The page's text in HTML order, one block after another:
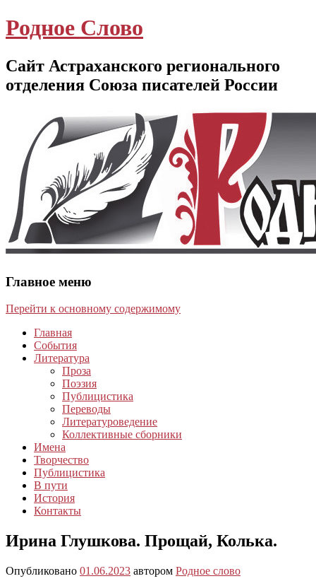
Родное Слово
Сайт Астраханского регионального
отделения Союза писателей России
Главное меню
Перейти к основному содержимому
Главная
События
Литература
Проза
Поэзия
Публицистика
Переводы
Литературоведение
Коллективные сборники
Имена
Творчество
Публицистика
В пути
История
Контакты
Ирина Глушкова. Прощай, Колька.
Опубликовано 01.06.2023 автором Родное слово